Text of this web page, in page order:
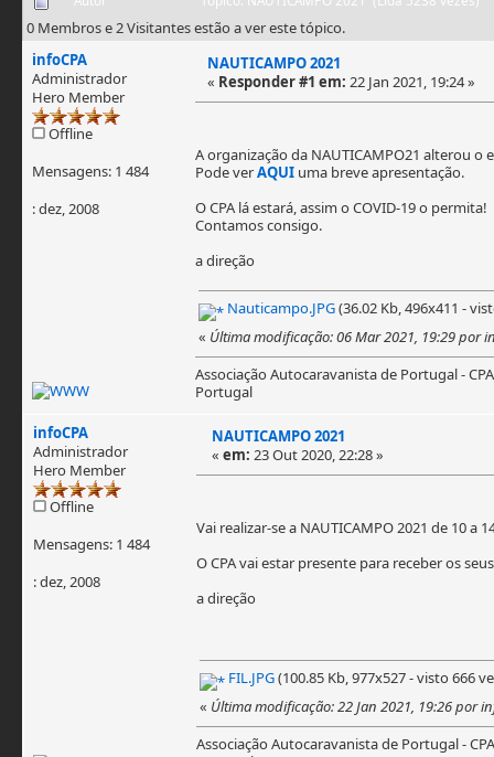
0 Membros e 2 Visitantes estão a ver este tópico.
infoCPA
Administrador
Hero Member
Offline
Mensagens: 1 484
: dez, 2008
NAUTICAMPO 2021
« Responder #1 em: 22 Jan 2021, 19:24 »
A organização da NAUTICAMPO21 alterou o
Pode verAQUI uma breve apresentação.
O CPA lá estará, assim o COVID-19 o permita!
Contamos consigo.
a direção
Nauticampo.JPG(36.02 Kb, 496x411 -
« Última modificação: 06 Mar 2021, 19:29 por
Associação Autocaravanista de Portugal - CPA
Portugal
infoCPA
Administrador
Hero Member
Offline
Mensagens: 1 484
: dez, 2008
NAUTICAMPO 2021
« em: 23 Out 2020, 22:28 »
Vai realizar-se a NAUTICAMPO 2021 de 10 a
O CPA vai estar presente para receber os
a direção
FIL.JPG(100.85 Kb, 977x527 - visto 666
« Última modificação: 22 Jan 2021, 19:26 por
Associação Autocaravanista de Portugal - CPA